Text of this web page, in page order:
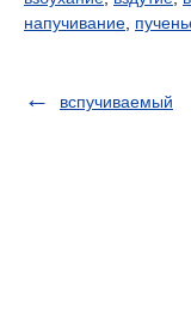
напучивание
вспучиваемый